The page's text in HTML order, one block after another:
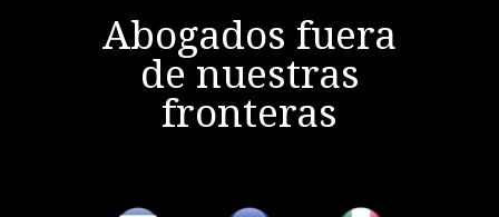
Abogados fuera
de nuestras
fronteras